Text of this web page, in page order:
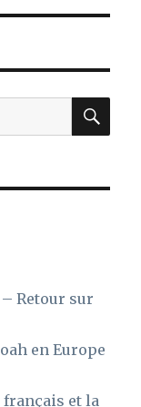
Retour sur
en Europe
français et la